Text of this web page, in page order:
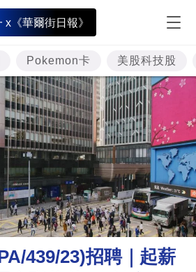
x《華爾街日報》
Pokemon卡 美股科技股
439/23)招聘｜起薪